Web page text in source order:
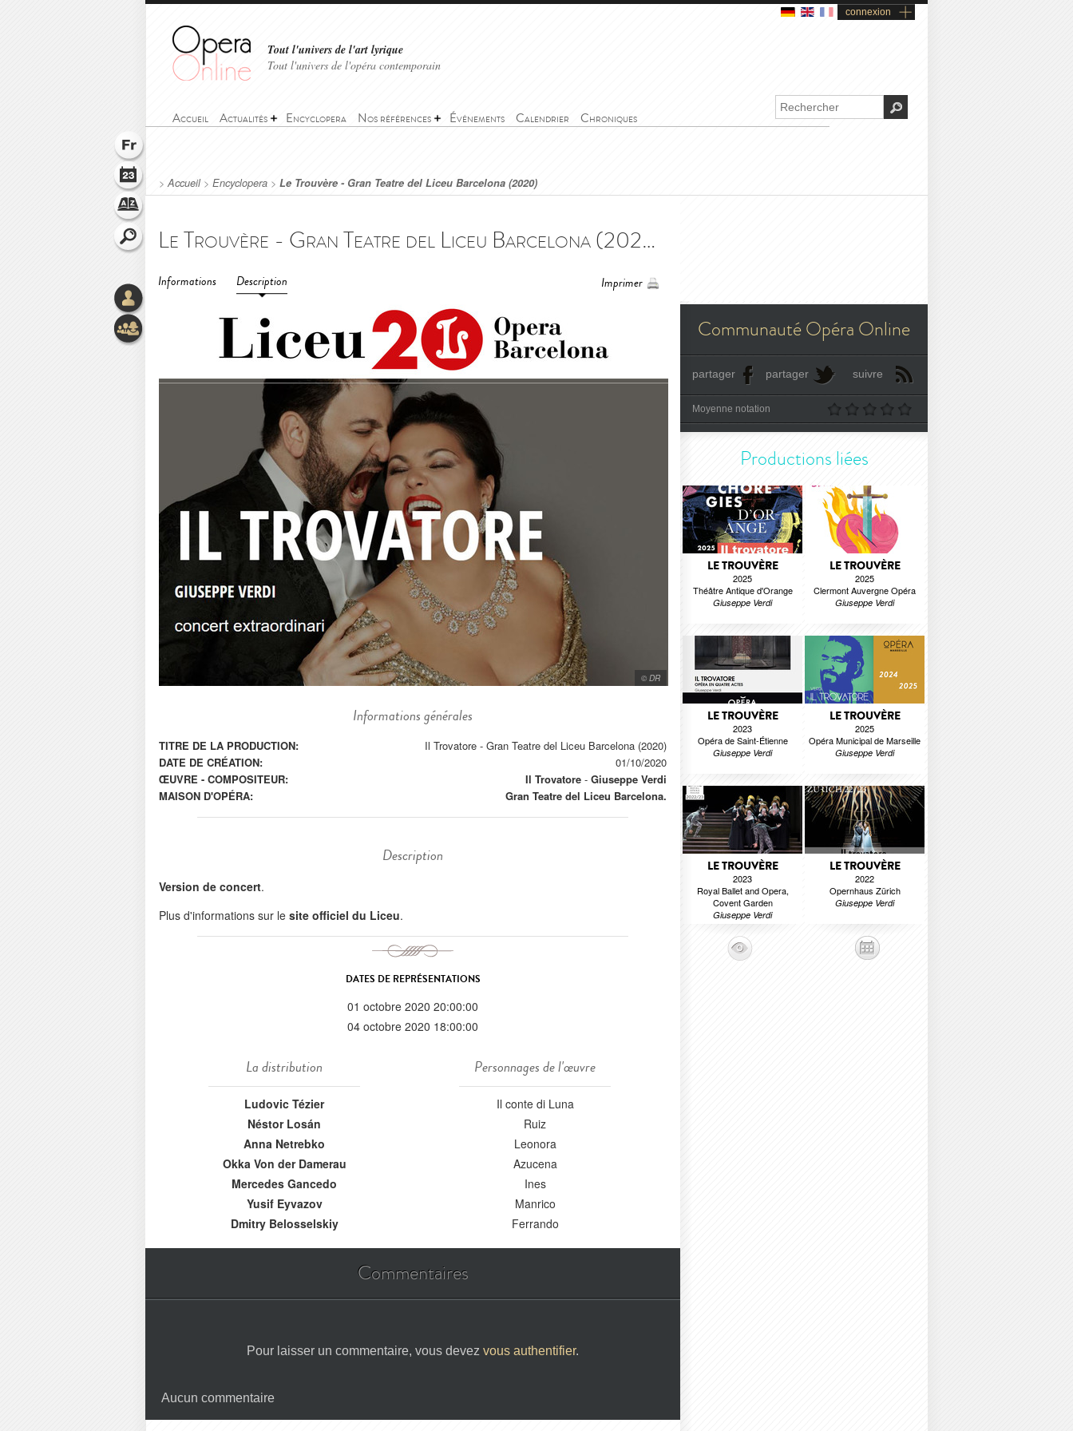
connexion
Tout l'univers de l'art lyrique
Tout l'univers de l'opéra contemporain
Accueil Actualités Encyclopera Nos références Événements Calendrier Chroniques
>Accueil> Encyclopera > Le Trouvère - Gran Teatre del Liceu Barcelona (2020)
Le Trouvère - Gran Teatre del Liceu Barcelona (2020) - Il Trovatore - Gran Teatre del Liceu Barcelona (2020)
Informations Description Imprimer
© DR
Informations générales
TITRE DE LA PRODUCTION:
Il Trovatore - Gran Teatre del Liceu Barcelona (2020)
DATE DE CRÉATION:
01/10/2020
ŒUVRE - COMPOSITEUR:
Il Trovatore - Giuseppe Verdi
MAISON D'OPÉRA:
Gran Teatre del Liceu Barcelona.
Description
Version de concert.
Plus d'informations sur le site officiel du Liceu.
DATES DE REPRÉSENTATIONS
01 octobre 2020 20:00:00
04 octobre 2020 18:00:00
La distribution
Ludovic Tézier
Néstor Losán
Anna Netrebko
Okka Von der Damerau
Mercedes Gancedo
Yusif Eyvazov
Dmitry Belosselskiy
Personnages de l'œuvre
Il conte di Luna
Ruiz
Leonora
Azucena
Ines
Manrico
Ferrando
Commentaires
Pour laisser un commentaire, vous devez vous authentifier.
Aucun commentaire
Communauté Opéra Online
partager partager suivre
Moyenne notation
Productions liées
LE TROUVÈRE
2025
Théâtre Antique d'Orange
Giuseppe Verdi
LE TROUVÈRE
2025
Clermont Auvergne Opéra
Giuseppe Verdi
LE TROUVÈRE
2023
Opéra de Saint-Étienne
Giuseppe Verdi
LE TROUVÈRE
2025
Opéra Municipal de Marseille
Giuseppe Verdi
LE TROUVÈRE
2023
Royal Ballet and Opera,
Covent Garden
Giuseppe Verdi
LE TROUVÈRE
2022
Opernhaus Zürich
Giuseppe Verdi